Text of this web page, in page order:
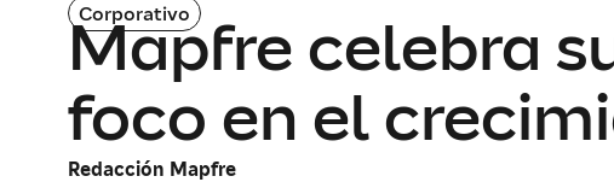
Corporativo
Mapfre celebra
foco en el
Redacción Mapfre